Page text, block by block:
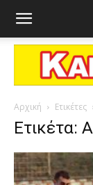
Αρχική Ετικέτες
Ετικέτα: